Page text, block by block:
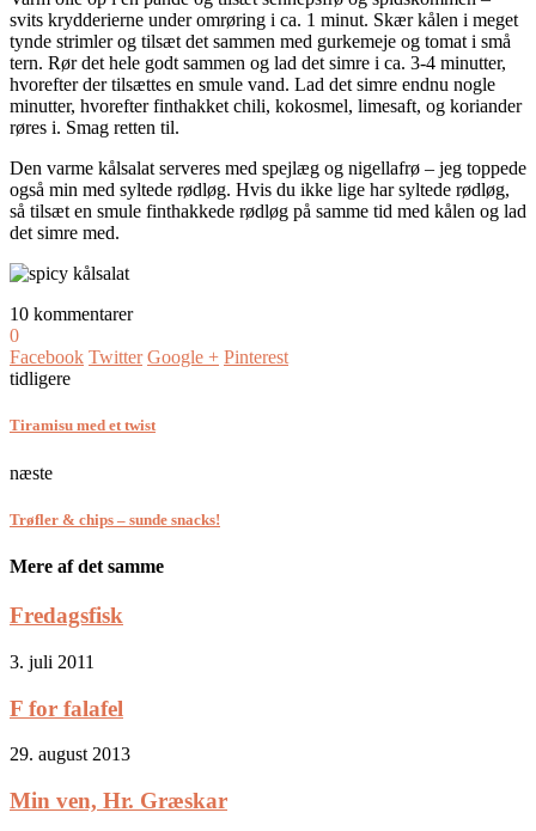
svits krydderierne under omrøring i ca. 1 minut. Skær kålen i meget
tynde strimler og tilsæt det sammen med gurkemeje og tomat i små
tern. Rør det hele godt sammen og lad det simre i ca. 3-4 minutter,
hvorefter der tilsættes en smule vand. Lad det simre endnu nogle
minutter, hvorefter finthakket chili, kokosmel, limesaft, og koriander
røres i. Smag retten til.
Den varme kålsalat serveres med spejlæg og nigellafrø – jeg toppede
også min med syltede rødløg. Hvis du ikke lige har syltede rødløg,
så tilsæt en smule finthakkede rødløg på samme tid med kålen og lad
det simre med.
10 kommentarer
0
Facebook Twitter Google + Pinterest
tidligere
Tiramisu med et twist
næste
Trøfler & chips – sunde snacks!
Mere af det samme
Fredagsfisk
3. juli 2011
F for falafel
29. august 2013
Min ven, Hr. Græskar